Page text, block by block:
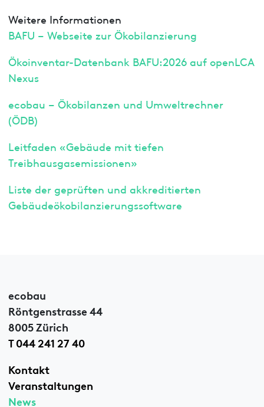
Weitere Informationen
BAFU – Webseite zur Ökobilanzierung
Ökoinventar-Datenbank BAFU:2026 auf openLCA
Nexus
ecobau – Ökobilanzen und Umweltrechner
(ÖDB)
Leitfaden «Gebäude mit tiefen
Treibhausgasemissionen»
Liste der geprüften und akkreditierten
Gebäudeökobilanzierungssoftware
ecobau
Röntgenstrasse 44
8005 Zürich
T 044 241 27 40
Kontakt
Veranstaltungen
News